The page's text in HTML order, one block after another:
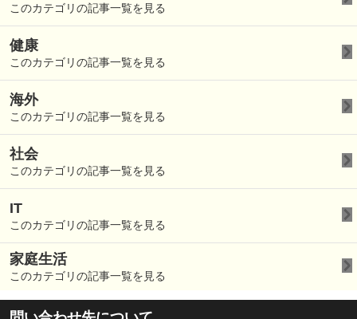
このカテゴリの記事一覧を見る
健康
このカテゴリの記事一覧を見る
海外
このカテゴリの記事一覧を見る
社会
このカテゴリの記事一覧を見る
IT
このカテゴリの記事一覧を見る
家庭生活
このカテゴリの記事一覧を見る